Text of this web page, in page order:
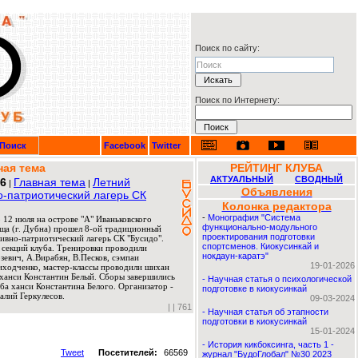
Поиск по сайту:
Поиск по Интернету:
Поиск Facebook Twitter
тема
| Главная тема | Летний
патриотический лагерь СК
июля на острове "А" Иваньковского
(г. Дубна) прошел 8-ой традиционный
патриотический лагерь СК "Бусидо".
клуба. Тренировки проводили
А.Вирабян, В.Песков, сэмпаи
мастер-классы проводили шихан
Константин Белый. Сборы завершились
ханси Константина Белого. Организатор -
Геркулесов.
| | 761
Tweet Посетителей: 66569
РЕЙТИНГ КЛУБА
АКТУАЛЬНЫЙ СВОДНЫЙ
Объявления
Колонка редактора
- Монография "Система
функционально-модульного
проектирования подготовки
спортсменов. Киокусинкай и
нокдаун-каратэ"
19-01-2026
- Научная статья о психологической
подготовке в киокусинкай
09-03-2024
- Научная статья об этапности
подготовки в киокусинкай
15-01-2024
- История кикбоксинга, часть 1 -
журнал "БудоГлобал" №30 2023